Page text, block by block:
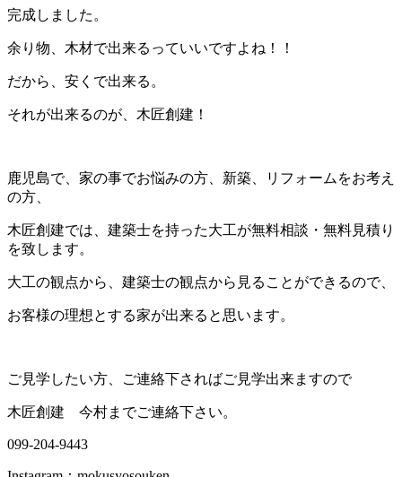
完成しました。
余り物、木材で出来るっていいですよね！！
だから、安くで出来る。
それが出来るのが、木匠創建！
鹿児島で、家の事でお悩みの方、新築、リフォームをお考え
の方、
木匠創建では、建築士を持った大工が無料相談・無料見積り
を致します。
大工の観点から、建築士の観点から見ることができるので、
お客様の理想とする家が出来ると思います。
ご見学したい方、ご連絡下さればご見学出来ますので
木匠創建 今村までご連絡下さい。
099-204-9443